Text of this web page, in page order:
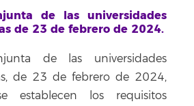
de las universidades
de 23 de febrero de 2024.
de las universidades
de 23 de febrero de 2024,
los requisitos